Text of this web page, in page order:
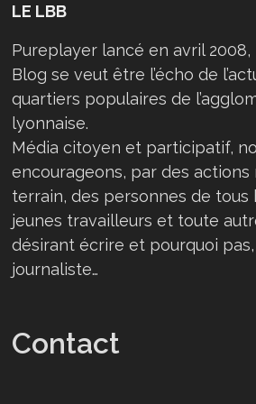
LE LBB
Pureplayer lancé en avril
Blog se veut être l’écho de
quartiers populaires de
lyonnaise.
Média citoyen et participatif,
encourageons, par des actions
terrain, des personnes de tous
jeunes travailleurs et toute
désirant écrire et pourquoi
journaliste…
Contact